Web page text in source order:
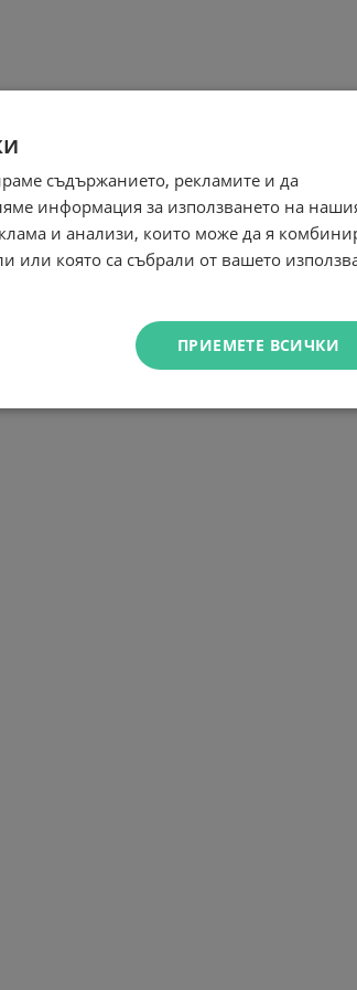
съдържанието, рекламите и да
информация за използването на
и анализи, които може да я
или която са събрали от вашето
ПРИЕМЕТЕ ВСИЧКИ